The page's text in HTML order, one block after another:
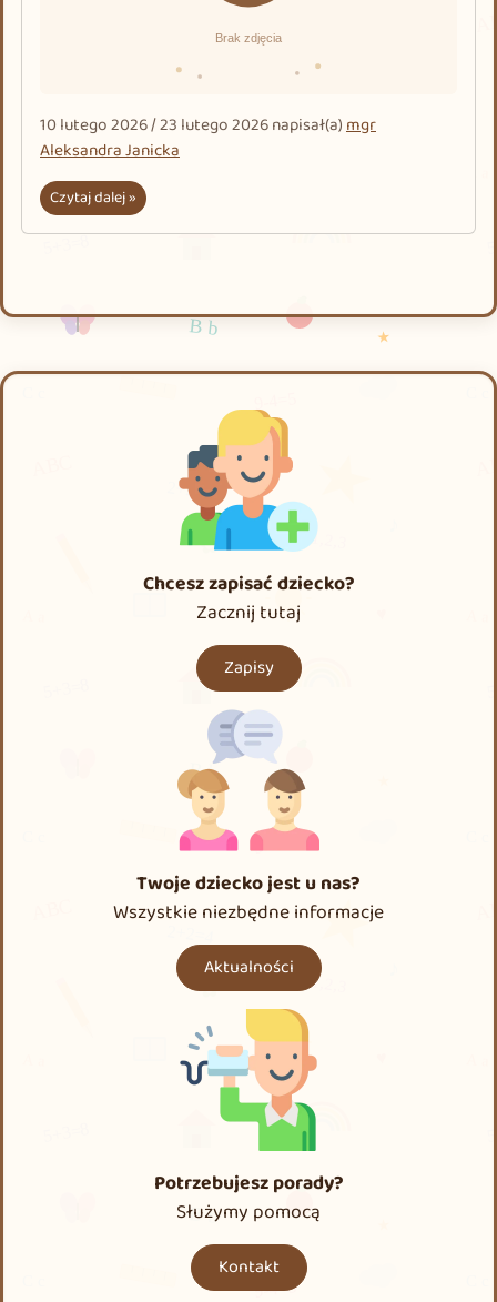
10 lutego 2026/23 lutego 2026napisał(a)mgr
Aleksandra Janicka
Czytaj dalej »
Chcesz zapisać dziecko?
Zacznij tutaj
Zapisy
Twoje dziecko jest u nas?
Wszystkie niezbędne informacje
Aktualności
Potrzebujesz porady?
Służymy pomocą
Kontakt